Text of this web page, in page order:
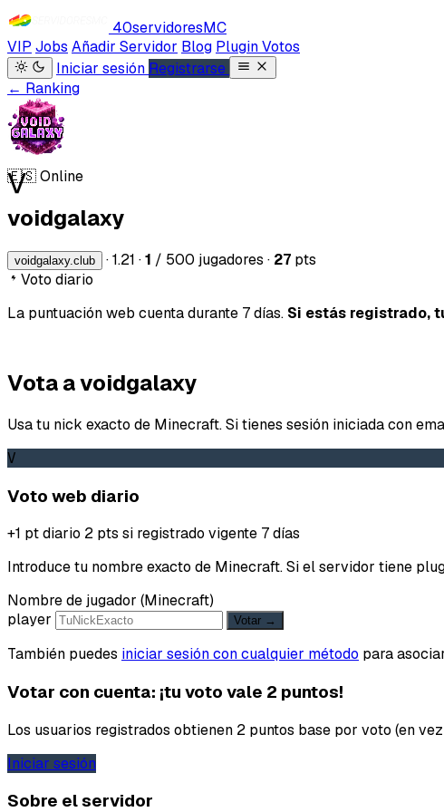
40servidoresMC
VIP Jobs Añadir Servidor Blog Plugin Votos
Iniciar sesión Registrarse
← Ranking
V
🇪🇸Online
voidgalaxy
voidgalaxy.club ·1.21 ·1 / 500 jugadores · 27 pts
Voto diario
La puntuación web cuenta durante 7 días. Si estás registrado,
Vota a voidgalaxy
Usa tu nick exacto de Minecraft. Si tienes sesión iniciada con
V
Voto web diario
+1 pt diario 2 pts si registrado vigente 7 días
Introduce tu nombre exacto de Minecraft. Si el servidor tiene
Nombre de jugador (Minecraft)
player
Votar →
También puedes iniciar sesión con cualquier método para
Votar con cuenta: ¡tu voto vale 2 puntos!
Los usuarios registrados obtienen 2 puntos base por voto (en
Iniciar sesión
Sobre el servidor